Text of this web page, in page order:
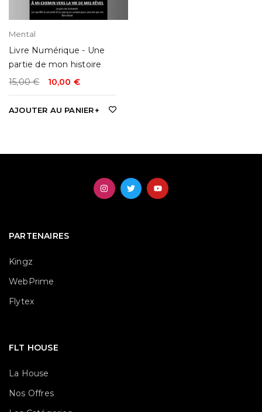
Mental
Livre Numérique - Une
partie de mon histoire
15,00€ 10,00 €
AJOUTER AU PANIER
PARTENAIRES
Kingz
WebPrime
Flytex
FLT HOUSE
La House
Nos Offres